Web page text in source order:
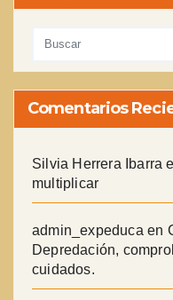
Comentarios
Silvia Herrera Ibarra
multiplicar
admin_expeduca en
Depredación,
cuidados.